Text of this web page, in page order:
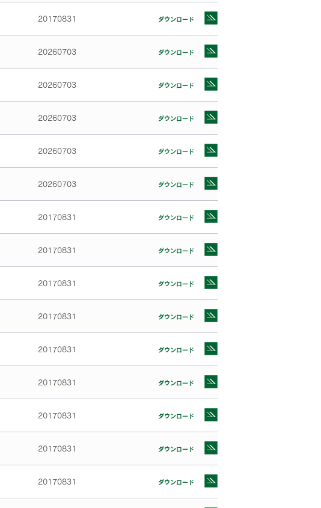
20170831 ダウンロード
20260703 ダウンロード
20260703 ダウンロード
20260703 ダウンロード
20260703 ダウンロード
20260703 ダウンロード
20170831 ダウンロード
20170831 ダウンロード
20170831 ダウンロード
20170831 ダウンロード
20170831 ダウンロード
20170831 ダウンロード
20170831 ダウンロード
20170831 ダウンロード
20170831 ダウンロード